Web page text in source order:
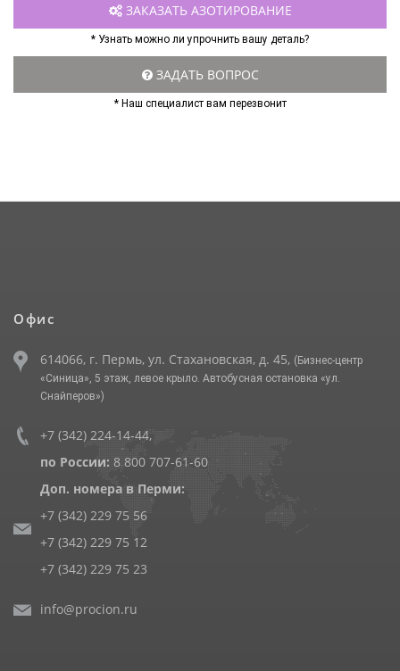
ЗАКАЗАТЬ АЗОТИРОВАНИЕ
* Узнать можно ли упрочнить вашу деталь?
ЗАДАТЬ ВОПРОС
* Наш специалист вам перезвонит
Офис
614066, г. Пермь, ул. Стахановская, д. 45, (Бизнес-центр
«Синица», 5 этаж, левое крыло. Автобусная остановка «ул.
Снайперов»)
+7 (342) 224-14-44,
по России: 8 800 707-61-60
Доп. номера в Перми:
+7 (342) 229 75 56
+7 (342) 229 75 12
+7 (342) 229 75 23
info@procion.ru